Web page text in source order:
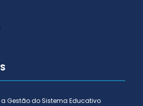
a Gestão do Sistema Educativo